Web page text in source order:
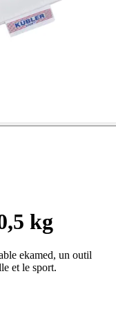
kg
ekamed, un outil
et le sport.